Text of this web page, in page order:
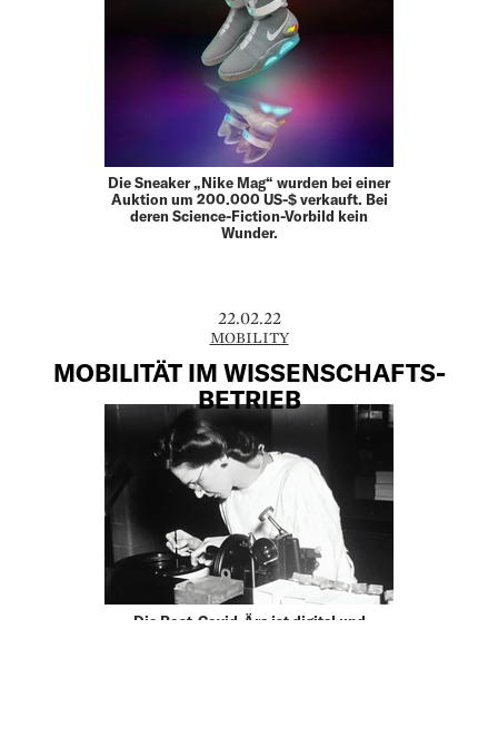
Die Sneaker „Nike Mag“ wurden bei einer
Auktion um 200.000 US-$ verkauft. Bei
deren Science-Fiction-Vorbild kein
Wunder.
22.02.22
MOBILITY
MOBILITÄT IM WISSENSCHAFTS-
BETRIEB
Die Post-Covid-Ära ist digital und